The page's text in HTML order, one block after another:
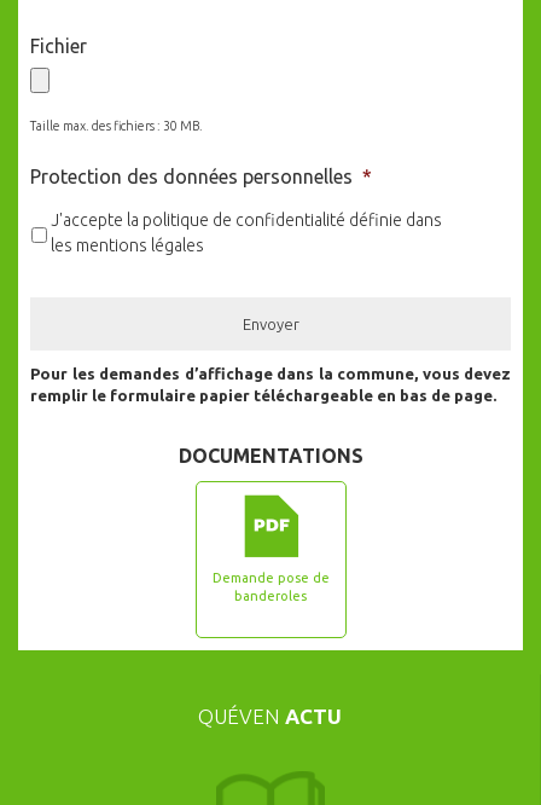
Fichier
Taille max. des fichiers : 30 MB.
Protection des données personnelles *
J'accepte la politique de confidentialité définie dans
les mentions légales
Pour les demandes d’affichage dans la commune, vous devez
remplir le formulaire papier téléchargeable en bas de page.
DOCUMENTATIONS
Demande pose de
banderoles
QUÉVEN ACTU